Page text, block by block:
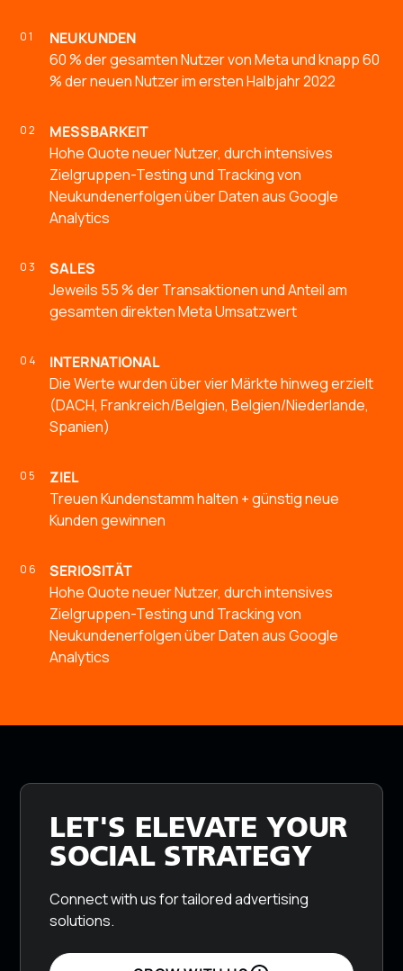
NEUKUNDEN
60 % der gesamten Nutzer von Meta und knapp 60
% der neuen Nutzer im ersten Halbjahr 2022
MESSBARKEIT
Hohe Quote neuer Nutzer, durch intensives
Zielgruppen-Testing und Tracking von
Neukundenerfolgen über Daten aus Google
Analytics
SALES
Jeweils 55 % der Transaktionen und Anteil am
gesamten direkten Meta Umsatzwert
INTERNATIONAL
Die Werte wurden über vier Märkte hinweg erzielt
(DACH, Frankreich/Belgien, Belgien/Niederlande,
Spanien)
ZIEL
Treuen Kundenstamm halten + günstig neue
Kunden gewinnen
SERIOSITÄT
Hohe Quote neuer Nutzer, durch intensives
Zielgruppen-Testing und Tracking von
Neukundenerfolgen über Daten aus Google
Analytics
LET'S ELEVATE YOUR
SOCIAL STRATEGY
Connect with us for tailored advertising
solutions.